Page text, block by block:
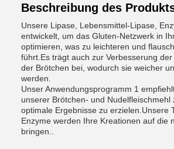
Beschreibung des
Unsere Lipase, Lebensmittel-Lipase,
entwickelt, um das Gluten-Netzwerk in
optimieren, was zu leichteren und
führt.Es trägt auch zur Verbesserung
der Brötchen bei, wodurch sie weicher
werden.
Unser Anwendungsprogramm 1
unserer Brötchen- und Nudelfleischmehl
optimale Ergebnisse zu erzielen.Unsere
Enzyme werden Ihre Kreationen auf die
bringen..